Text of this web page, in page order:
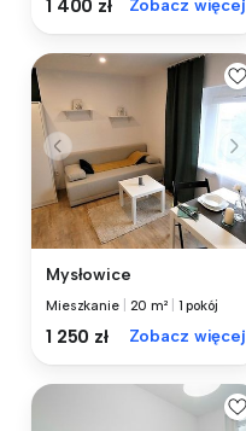
1 400 zł Zobacz więcej
Mysłowice
Mieszkanie 20 m² 1 pokój
1 250 zł Zobacz więcej